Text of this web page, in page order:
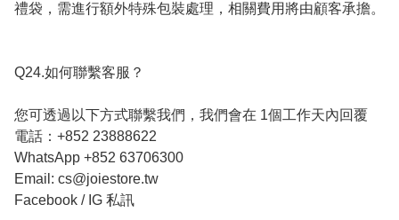
禮袋，需進行額外特殊包裝處理，相關費用將由顧客承擔。
Q24.如何聯繫客服？
您可透過以下方式聯繫我們，我們會在 1個工作天內回覆
電話：+852 23888622
WhatsApp +852 63706300
Email: cs@joiestore.tw